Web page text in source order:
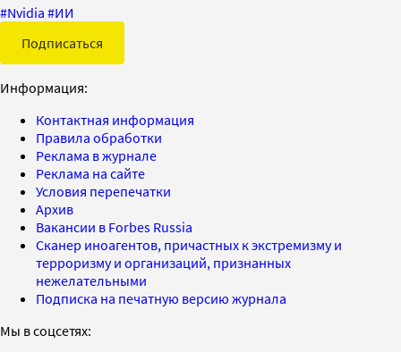
#Nvidia #ИИ
Подписаться
Информация:
Контактная информация
Правила обработки
Реклама в журнале
Реклама на сайте
Условия перепечатки
Архив
Вакансии в Forbes Russia
Сканер иноагентов, причастных к экстремизму и
терроризму и организаций, признанных
нежелательными
Подписка на печатную версию журнала
Мы в соцсетях: